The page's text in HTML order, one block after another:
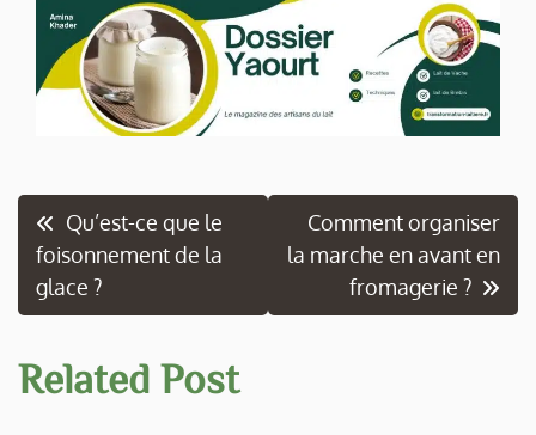
Navigation
de
l’article
Qu’est-ce que le
foisonnement de la
glace ?
Comment organiser
la marche en avant en
fromagerie ?
Related Post